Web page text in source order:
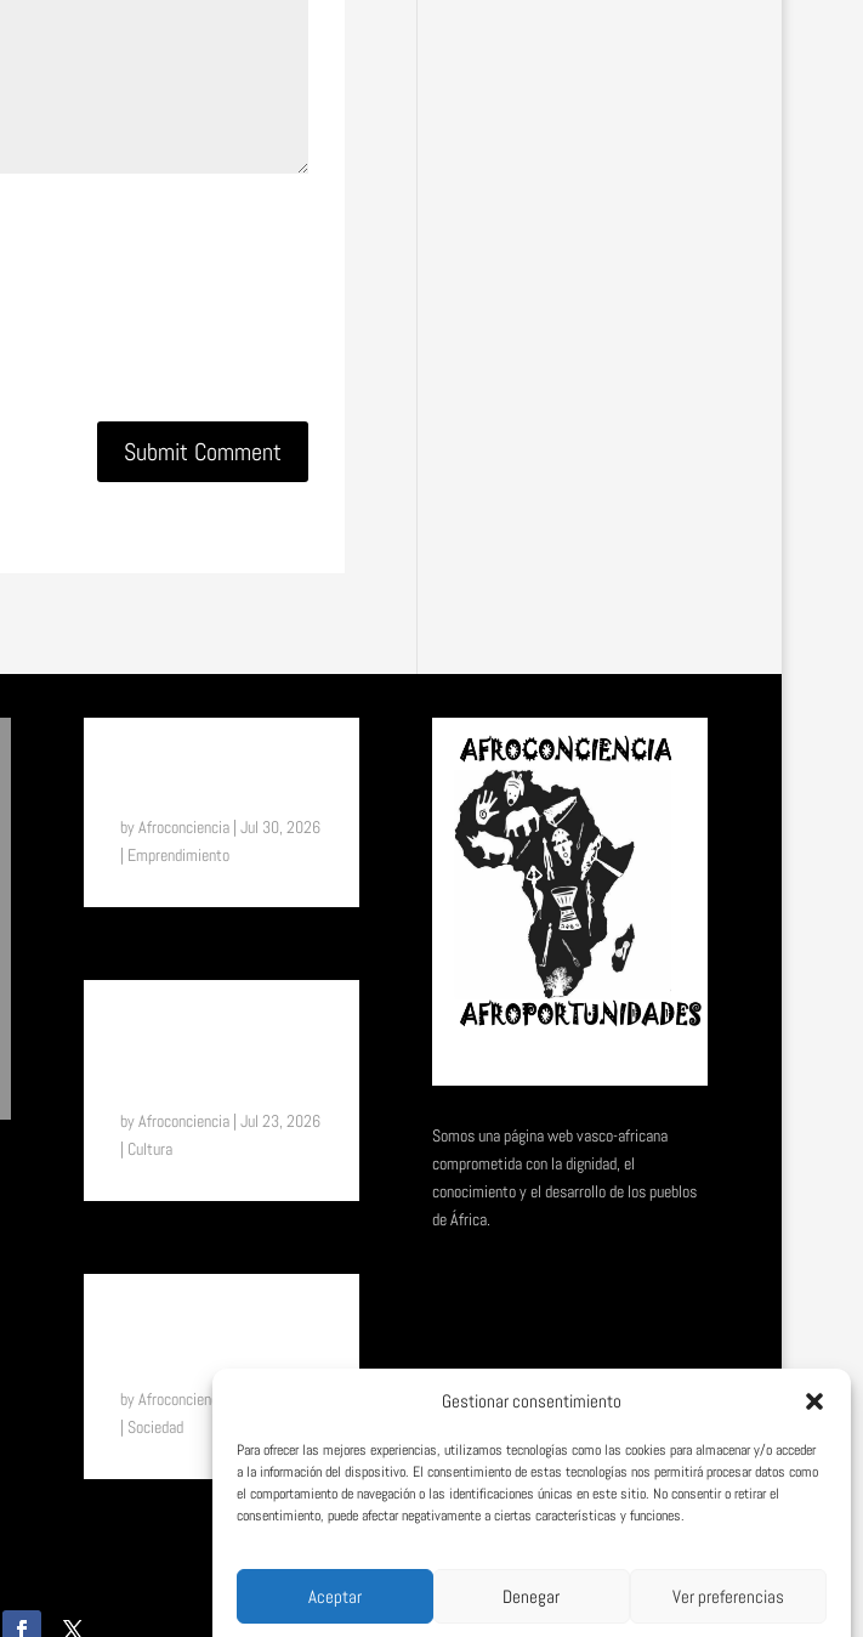
Gestionar consentimiento
Para ofrecer las mejores experiencias, utilizamos tecnologías como las cookies para almacenar y/o acceder
a la información del dispositivo. El consentimiento de estas tecnologías nos permitirá procesar datos como
el comportamiento de navegación o las identificaciones únicas en este sitio. No consentir o retirar el
consentimiento, puede afectar negativamente a ciertas características y funciones.
Aceptar Denegar Ver preferencias
byAfroconciencia| Jul 30, 2026
| Emprendimiento
byAfroconciencia| Jul 23, 2026
| Cultura
byAfroconciencia
| Sociedad
Somos una página web vasco-africana
comprometida con la dignidad, el
conocimiento y el desarrollo de los pueblos
de África.